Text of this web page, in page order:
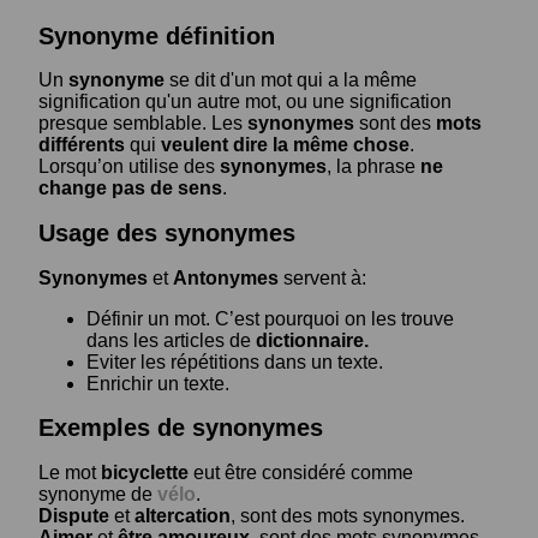
Synonyme définition
Un synonyme se dit d'un mot qui a la même
signification qu'un autre mot, ou une signification
presque semblable. Les synonymes sont des mots
différents qui veulent dire la même chose.
Lorsqu’on utilise des synonymes, la phrase ne
change pas de sens.
Usage des synonymes
Synonymes et Antonymes servent à:
Définir un mot. C’est pourquoi on les trouve
dans les articles de dictionnaire.
Eviter les répétitions dans un texte.
Enrichir un texte.
Exemples de synonymes
Le mot bicyclette eut être considéré comme
synonyme de vélo.
Dispute etaltercation, sont des mots synonymes.